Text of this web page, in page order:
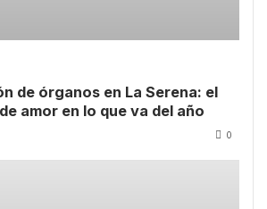
de órganos en La Serena: el
amor en lo que va del año
0